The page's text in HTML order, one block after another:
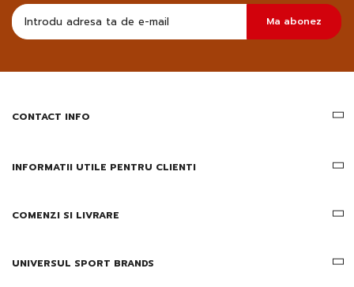
sa
primesc
informatii
Ma abonez
CONTACT INFO
INFORMATII UTILE PENTRU CLIENTI
COMENZI SI LIVRARE
UNIVERSUL SPORT BRANDS